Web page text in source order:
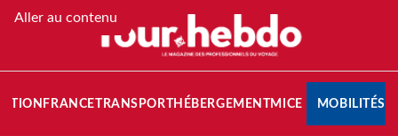
Aller au contenu
FRANCETRANSPORT HÉBERGEMENTMICE MOBILITÉS